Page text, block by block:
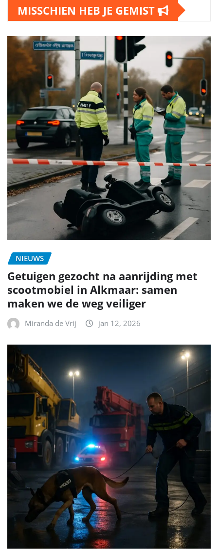
MISSCHIEN HEB JE GEMIST
NIEUWS
Getuigen gezocht na aanrijding met
scootmobiel in Alkmaar: samen
maken we de weg veiliger
Miranda de Vrij jan 12, 2026